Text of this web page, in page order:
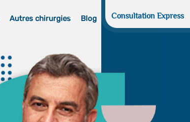
Autres chirurgies Blog Consultation Express